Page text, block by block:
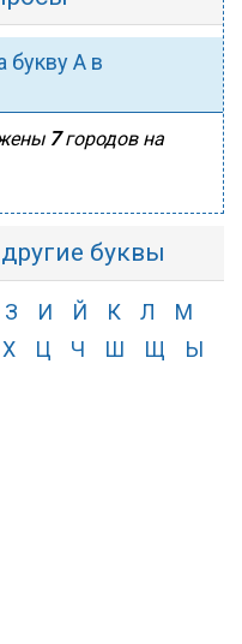
букву А в
7городов на
буквы
З И Й К Л
М
Х Ц Ч Ш Щ
Ы